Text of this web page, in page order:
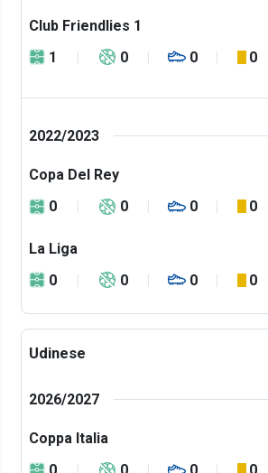
Club Friendlies 1
1
0 0 0
2022/2023
Copa Del Rey
0
0 0 0
La Liga
0
0 0 0
Udinese
2026/2027
Coppa Italia